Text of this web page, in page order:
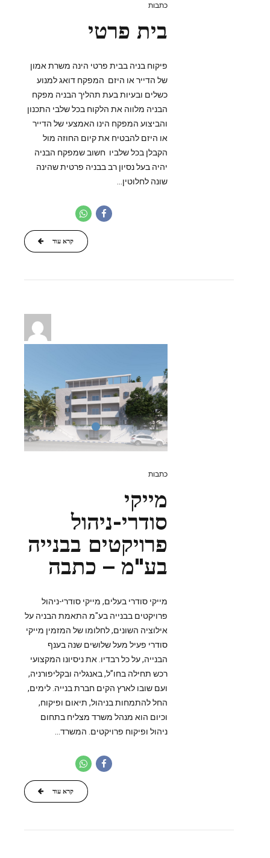
כתבות
בית פרטי
פיקוח בניה בבית פרטי הינה משרת אמון
של הדייר או היזם המפקח דואג למנוע
כשלים ובעיות בעת תהליך הבניה מפקח
הבניה מלווה את הלקוח בכל שלבי התכנון
והביצוע המפקח הינו האמצעי של הדייר
או היזם להבטיח את קיום החוזה מול
הקבלן בכל שלביו חשוב שמפקח הבניה
יהיה בעל נסיון רב בבניה פרטית שהינה
שונה לחלוטין...
קרא עוד
כתבות
מייקי
סודרי-ניהול
פרויקטים בבנייה
בע"מ – כתבה
מייקי סודרי בעלים, מייקי סודרי-ניהול
פרויקטים בבנייה בע"מ התאמת הבניה על
אילוציה השונים, לחלומו של המזמין מייקי
סודרי פעיל מעל שלושים שנה בענף
הבנייה, על כל רבדיו. את ניסיונו המקצועי
רכש תחילה בחו”ל, באנגליה ובקליפורניה,
ועם שובו לארץ הקים חברת בנייה. לימים,
החל להתמחות בניהול, תיאום ופיקוח,
וכיום הוא מנהל משרד מצליח בתחום
ניהול ופיקוח פרויקטים. המשרד...
קרא עוד